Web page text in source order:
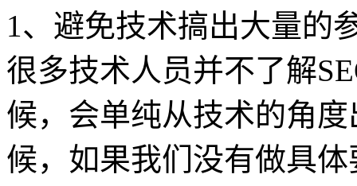
1、避免技术搞出大量的
很多技术人员并不了解
候，会单纯从技术的角
候，如果我们没有做具